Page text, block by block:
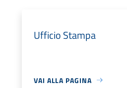
Ufficio Stampa
VAI ALLA PAGINA